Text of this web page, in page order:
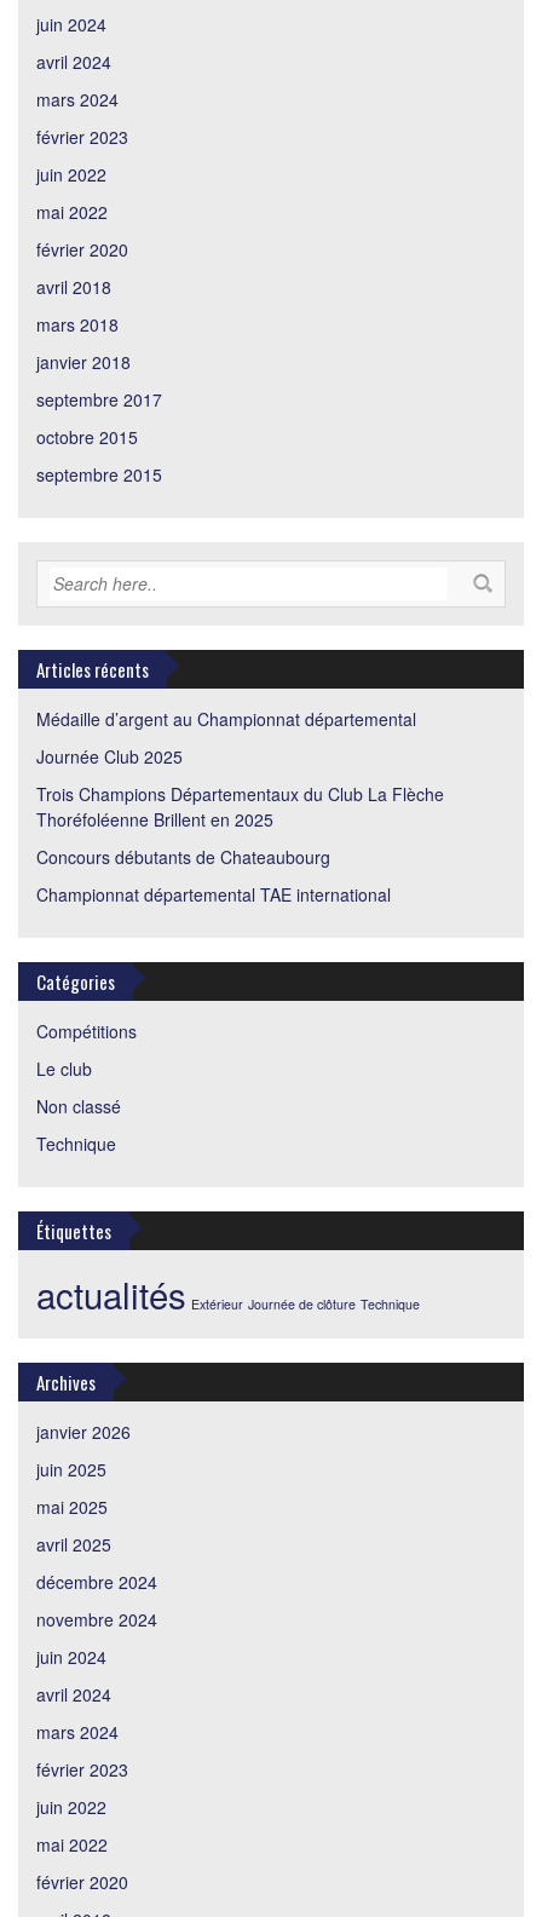
juin 2024
avril 2024
mars 2024
février 2023
juin 2022
mai 2022
février 2020
avril 2018
mars 2018
janvier 2018
septembre 2017
octobre 2015
septembre 2015
Articles récents
Médaille d’argent au Championnat départemental
Journée Club 2025
Trois Champions Départementaux du Club La Flèche
Thoréfoléenne Brillent en 2025
Concours débutants de Chateaubourg
Championnat départemental TAE international
Catégories
Compétitions
Le club
Non classé
Technique
Étiquettes
actualités Extérieur Journée de clôture Technique
Archives
janvier 2026
juin 2025
mai 2025
avril 2025
décembre 2024
novembre 2024
juin 2024
avril 2024
mars 2024
février 2023
juin 2022
mai 2022
février 2020